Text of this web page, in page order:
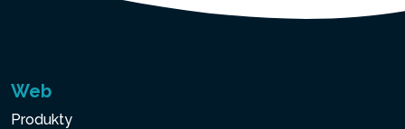
Web
Produkty